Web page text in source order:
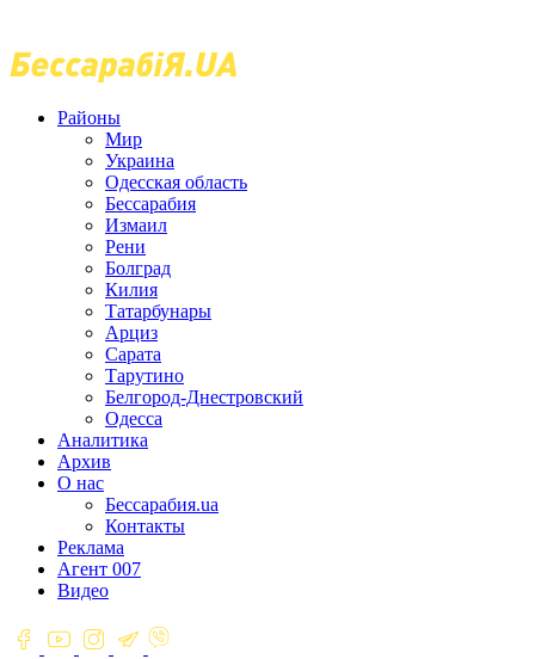
Районы
Мир
Украина
Одесская область
Бессарабия
Измаил
Рени
Болград
Килия
Татарбунары
Арциз
Сарата
Тарутино
Белгород-Днестровский
Одесса
Аналитика
Архив
О нас
Бессарабия.ua
Контакты
Реклама
Агент 007
Видео